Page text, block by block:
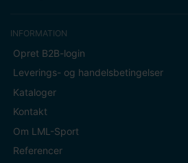
INFORMATION
Opret B2B-login
Leverings- og handelsbetingelser
Kataloger
Kontakt
Om LML-Sport
Referencer